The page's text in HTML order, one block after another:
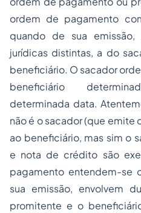
ordem de pagamento
quando de sua emissão,
jurídicas distintas, a do
beneficiário. O sacador
beneficiário
determinada data.
não é o sacador (que emite
ao beneficiário, mas sim o
e nota de crédito são
pagamento entendem-se
sua emissão, envolvem
promitente e o